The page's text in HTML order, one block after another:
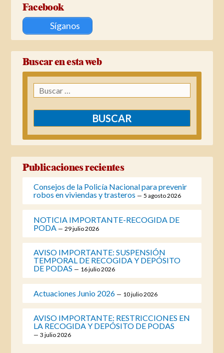
Facebook
Síganos
Buscar en esta web
Buscar:
Publicaciones recientes
Consejos de la Policía Nacional para prevenir
robos en viviendas y trasteros
5 agosto 2026
NOTICIA IMPORTANTE-RECOGIDA DE
PODA
29 julio 2026
AVISO IMPORTANTE: SUSPENSIÓN
TEMPORAL DE RECOGIDA Y DEPÓSITO
DE PODAS
16 julio 2026
Actuaciones Junio 2026 10 julio 2026
AVISO IMPORTANTE: RESTRICCIONES EN
LA RECOGIDA Y DEPÓSITO DE PODAS
3 julio 2026